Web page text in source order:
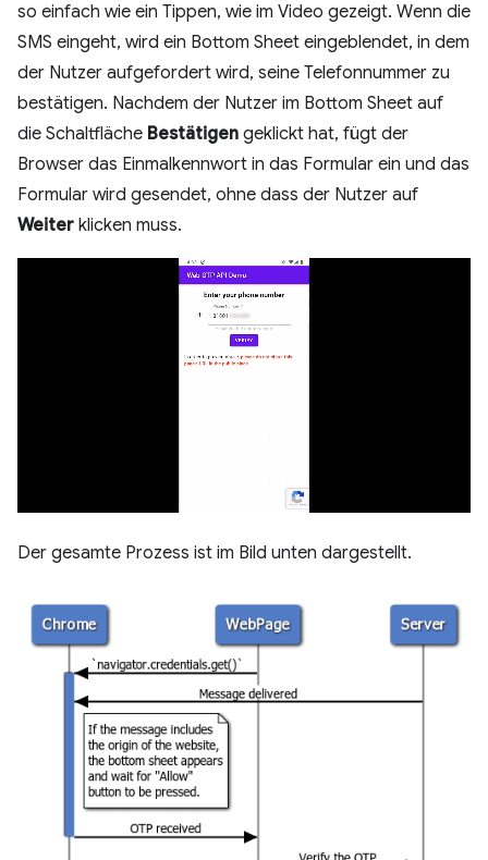
so einfach wie ein Tippen, wie im Video gezeigt. Wenn die
SMS eingeht, wird ein Bottom Sheet eingeblendet, in dem
der Nutzer aufgefordert wird, seine Telefonnummer zu
bestätigen. Nachdem der Nutzer im Bottom Sheet auf
die Schaltfläche Bestätigen geklickt hat, fügt der
Browser das Einmalkennwort in das Formular ein und das
Formular wird gesendet, ohne dass der Nutzer auf
Weiter klicken muss.
Der gesamte Prozess ist im Bild unten dargestellt.